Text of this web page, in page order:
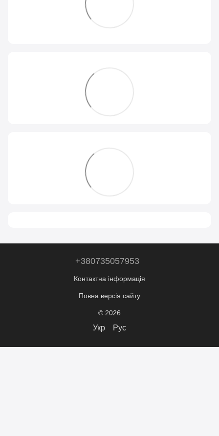
+380735057953
Контактна інформація
Повна версія сайту
© 2026
Укр Рус